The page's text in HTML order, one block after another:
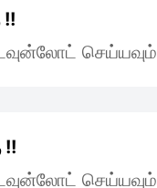
!!
செய்யவும்
!!
செய்யவும்